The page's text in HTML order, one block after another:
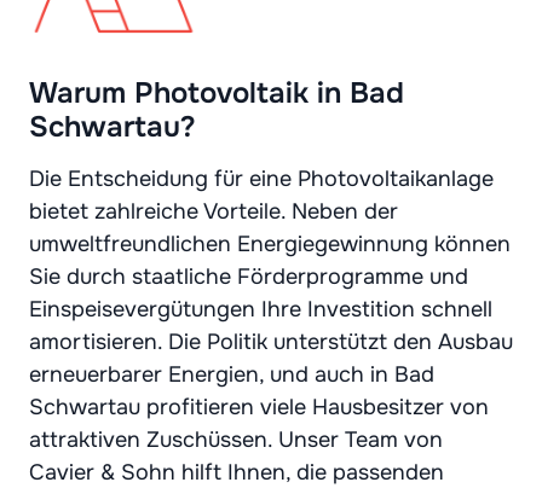
Warum Photovoltaik in Bad
Schwartau?
Die Entscheidung für eine Photovoltaikanlage
bietet zahlreiche Vorteile. Neben der
umweltfreundlichen Energiegewinnung können
Sie durch staatliche Förderprogramme und
Einspeisevergütungen Ihre Investition schnell
amortisieren. Die Politik unterstützt den Ausbau
erneuerbarer Energien, und auch in Bad
Schwartau profitieren viele Hausbesitzer von
attraktiven Zuschüssen. Unser Team von
Cavier & Sohn hilft Ihnen, die passenden